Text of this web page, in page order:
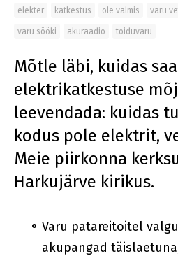
elekter katkestus ole valmis varu
varu sööki akuraadio toiduvaru
Mõtle läbi, kuidas
elektrikatkestuse
leevendada: kuidas
kodus pole elektrit,
Meie piirkonna
Harkujärve kirikus.
Varu patareitoitel
akupangad